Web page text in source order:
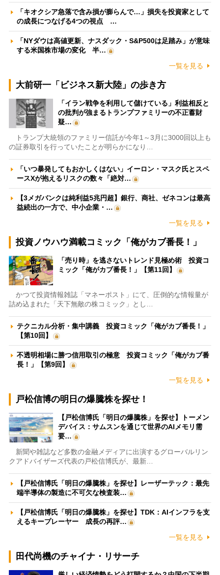
「キオクシア急落で含み損が膨らんで…」損失を投資家として
の成長につなげる4つの視点 …
「NYダウは高値更新、ナスダック・S&P500は足踏み」が意味
する米国株市場の変化 半…
一覧を見る
大前研一「ビジネス新大陸」の歩き方
「イラン戦争を利用して儲けている」利益相反と
の批判が強まるトランプファミリーの不正蓄財
疑…
トランプ大統領のファミリー信託が今年1～3月に3000回以上も
の証券取引を行っていたことが明らかになり…
「いつ暴発してもおかしくはない」イーロン・マスク氏とスペ
ースXが抱えるリスクの数々「絶対…
【3メガバンクは純利益5兆円超】銀行、商社、ゼネコンは最高
益続出の一方で、中小企業・…
一覧を見る
投資ノウハウ満載コミック「俺がカブ番長！」
「売り時」を逃さないトレンド見極め術 投資コ
ミック「俺がカブ番長！」【第11回】
かつて投資情報雑誌「マネーポスト」にて、圧倒的な情報量が
詰め込まれた「天下無敵の株コミック」とし…
テクニカル分析・集中講義 投資コミック「俺がカブ番長！」
【第10回】
不透明相場に勝つ信用取引の極意 投資コミック「俺がカブ番
長！」【第9回】
一覧を見る
戸松信博の明日の爆騰株を探せ！
【戸松信博氏「明日の爆騰株」を探せ】トーメン
デバイス：サムスンを通じて世界のAIメモリ需
要…
新聞や雑誌など多数の金融メディアに出演するグローバルリン
クアドバイザーズ代表の戸松信博氏が、最新…
【戸松信博氏「明日の爆騰株」を探せ】レーザーテック：最先
端半導体の製造に不可欠な検査装…
【戸松信博氏「明日の爆騰株」を探せ】TDK：AIインフラを支
えるキープレーヤー 成長の再評…
一覧を見る
田代尚機のチャイナ・リサーチ